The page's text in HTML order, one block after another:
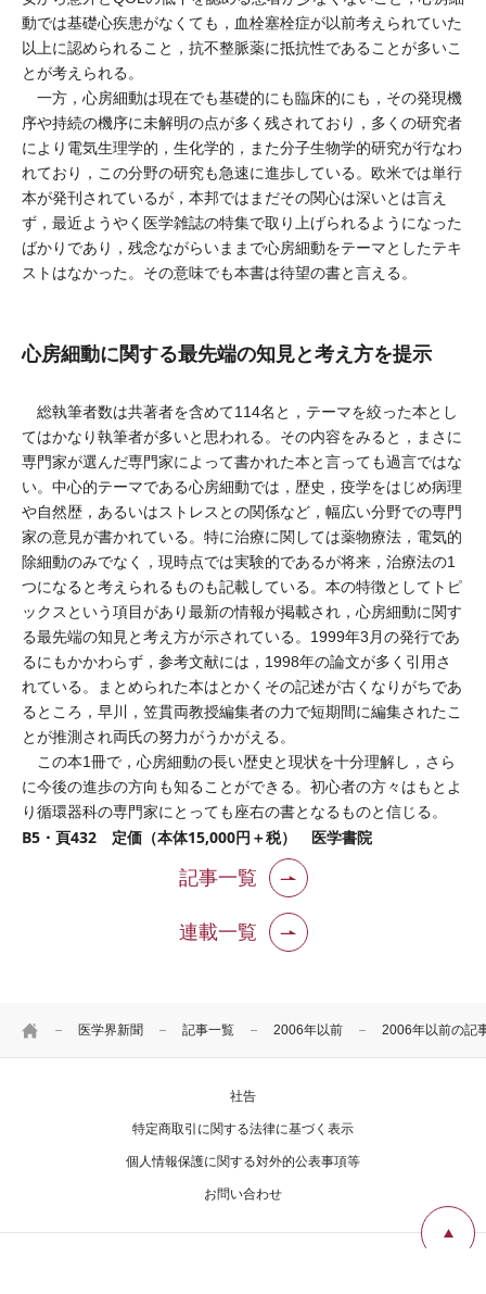
HOME 医学界新聞 記事一覧 2006年以前 2006年以前の記
動では基礎心疾患がなくても，血栓塞栓症が以前考えられていた
以上に認められること，抗不整脈薬に抵抗性であることが多いこ
とが考えられる。
一方，心房細動は現在でも基礎的にも臨床的にも，その発現機
序や持続の機序に未解明の点が多く残されており，多くの研究者
により電気生理学的，生化学的，また分子生物学的研究が行なわ
れており，この分野の研究も急速に進歩している。欧米では単行
本が発刊されているが，本邦ではまだその関心は深いとは言え
ず，最近ようやく医学雑誌の特集で取り上げられるようになった
ばかりであり，残念ながらいままで心房細動をテーマとしたテキ
ストはなかった。その意味でも本書は待望の書と言える。
心房細動に関する最先端の知見と考え方を提示
総執筆者数は共著者を含めて114名と，テーマを絞った本とし
てはかなり執筆者が多いと思われる。その内容をみると，まさに
専門家が選んだ専門家によって書かれた本と言っても過言ではな
い。中心的テーマである心房細動では，歴史，疫学をはじめ病理
や自然歴，あるいはストレスとの関係など，幅広い分野での専門
家の意見が書かれている。特に治療に関しては薬物療法，電気的
除細動のみでなく，現時点では実験的であるが将来，治療法の1
つになると考えられるものも記載している。本の特徴としてトピ
ックスという項目があり最新の情報が掲載され，心房細動に関す
る最先端の知見と考え方が示されている。1999年3月の発行であ
るにもかかわらず，参考文献には，1998年の論文が多く引用さ
れている。まとめられた本はとかくその記述が古くなりがちであ
るところ，早川，笠貫両教授編集者の力で短期間に編集されたこ
とが推測され両氏の努力がうかがえる。
この本1冊で，心房細動の長い歴史と現状を十分理解し，さら
に今後の進歩の方向も知ることができる。初心者の方々はもとよ
り循環器科の専門家にとっても座右の書となるものと信じる。
B5・頁432 定価（本体15,000円＋税） 医学書院
記事一覧
連載一覧
社告
特定商取引に関する法律に基づく表示
個人情報保護に関する対外的公表事項等
お問い合わせ